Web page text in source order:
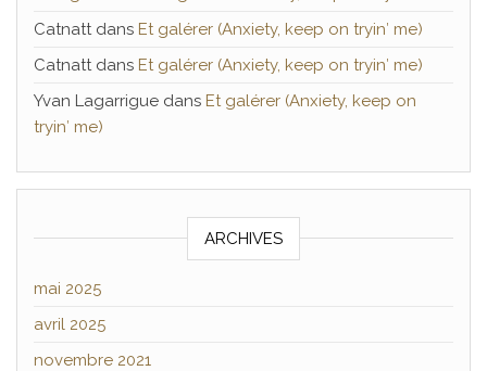
Catnattdans Et galérer (Anxiety, keep on tryin′ me)
Catnattdans Et galérer (Anxiety, keep on tryin′ me)
Yvan Lagarrigue dans Et galérer (Anxiety, keep on
tryin′ me)
ARCHIVES
mai 2025
avril 2025
novembre 2021